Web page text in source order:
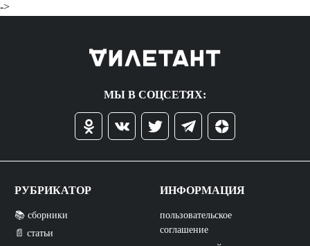
->
МЫ В СОЦСЕТЯХ:
РУБРИКАТОР
📚 сборники
📄 статьи
ИНФОРМАЦИЯ
пользовательское
соглашение